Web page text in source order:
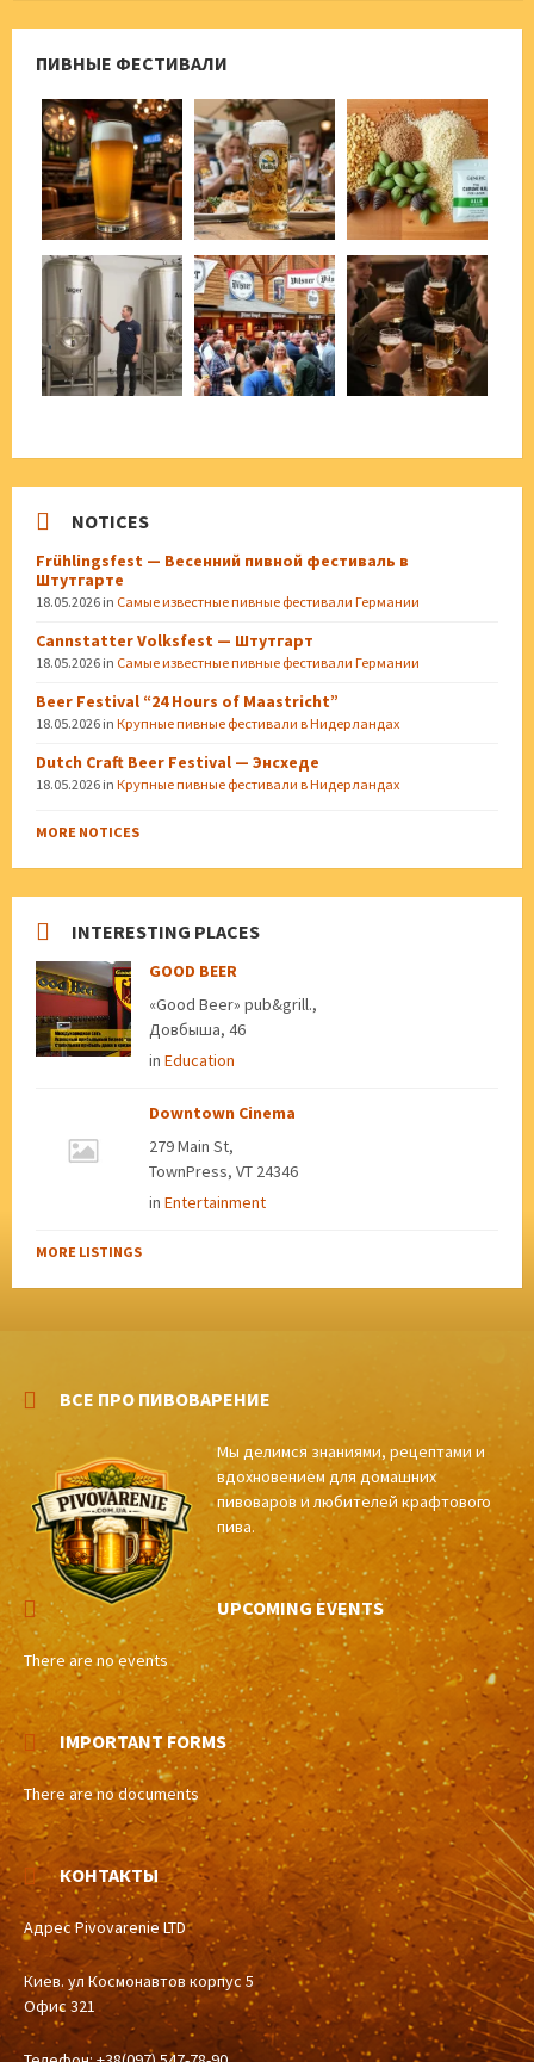
ПИВНЫЕ ФЕСТИВАЛИ
NOTICES
Frühlingsfest — Весенний пивной фестиваль в
Штутгарте
18.05.2026 in Самые известные пивные фестивали Германии
Cannstatter Volksfest — Штутгарт
18.05.2026 in Самые известные пивные фестивали Германии
Beer Festival “24 Hours of Maastricht”
18.05.2026 in Крупные пивные фестивали в Нидерландах
Dutch Craft Beer Festival — Энсхеде
18.05.2026 in Крупные пивные фестивали в Нидерландах
MORE NOTICES
INTERESTING PLACES
GOOD BEER
«Good Beer» pub&grill.,
Довбыша, 46
in Education
Downtown Cinema
279 Main St,
TownPress, VT 24346
in Entertainment
MORE LISTINGS
ВСЕ ПРО ПИВОВАРЕНИЕ
Мы делимся знаниями, рецептами и
вдохновением для домашних
пивоваров и любителей крафтового
пива.
UPCOMING EVENTS
There are no events
IMPORTANT FORMS
There are no documents
КОНТАКТЫ
Адрес Pivovarenie LTD
Киев. ул Космонавтов корпус 5
Офис 321